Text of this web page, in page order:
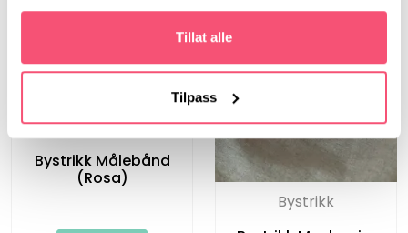
Tillat alle
Tilpass
Bystrikk
Bystrikk Målebånd
(Rosa)
Bystrikk